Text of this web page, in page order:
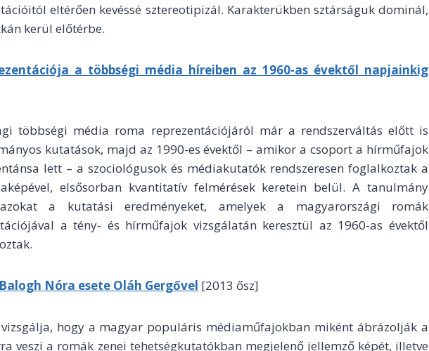
eltérően kevéssé sztereotipizál. Karakterükben sztárságuk dominál,
kerül előtérbe.
a többségi média híreiben az 1960-as évektől napjainkig
többségi média roma reprezentációjáról már a rendszerváltás előtt is
kutatások, majd az 1990-es évektől – amikor a csoport a hírműfajok
lett – a szociológusok és médiakutatók rendszeresen foglalkoztak a
elsősorban kvantitatív felmérések keretein belül. A tanulmány
a kutatási eredményeket, amelyek a magyarországi romák
a tény- és hírműfajok vizsgálatán keresztül az 1960-as évektől
Nóra esete Oláh Gergővel [2013 ősz]
hogy a magyar populáris médiaműfajokban miként ábrázolják a
veszi a romák zenei tehetségkutatókban megjelenő jellemző képét, illetve